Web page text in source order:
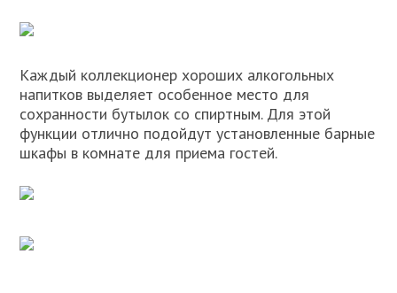
Каждый коллекционер хороших алкогольных
напитков выделяет особенное место для
сохранности бутылок со спиртным. Для этой
функции отлично подойдут установленные барные
шкафы в комнате для приема гостей.